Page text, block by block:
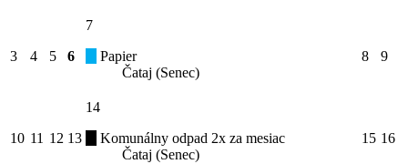
3 4 5 6
7
Papier
Čataj (Senec)
8 9
10 11 12 13
14
Komunálny odpad 2x za mesiac
Čataj (Senec)
15 16